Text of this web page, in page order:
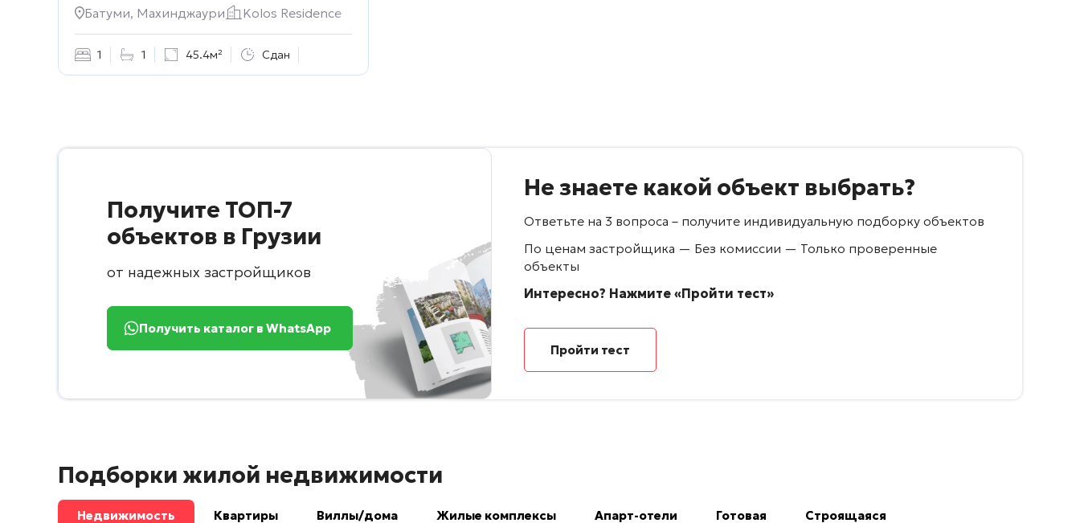
Батуми, Махинджаури Kolos Residence
1 1 45.4м² Сдан
Получите ТОП-7
объектов в Грузии
от надежных застройщиков
Получить каталог в WhatsApp
Не знаете какой объект выбрать?
Ответьте на 3 вопроса – получите индивидуальную подборку объектов
По ценам застройщика — Без комиссии — Только проверенные
объекты
Интересно? Нажмите «Пройти тест»
Пройти тест
Подборки жилой недвижимости
Недвижимость Квартиры Виллы/дома Жилые комплексы Апарт-отели Готовая Строящаяся